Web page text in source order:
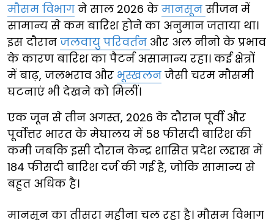
मौसम विभाग ने साल 2026 के मानसून सीजन में
सामान्य से कम बारिश होने का अनुमान जताया था।
इस दौरान जलवायु परिवर्तन और अल नीनो के प्रभाव
के कारण बारिश का पैटर्न असामान्य रहा। कई क्षेत्रों
में बाढ़, जलभराव और भूस्खलन जैसी चरम मौसमी
घटनाएं भी देखने को मिलीं।
एक जून से तीन अगस्त, 2026 के दौरान पूर्वी और
पूर्वोत्तर भारत के मेघालय में 58 फीसदी बारिश की
कमी जबकि इसी दौरान केन्द्र शासित प्रदेश लद्दाख में
184 फीसदी बारिश दर्ज की गई है, जोकि सामान्य से
बहुत अधिक है।
मानसून का तीसरा महीना चल रहा है। मौसम विभाग